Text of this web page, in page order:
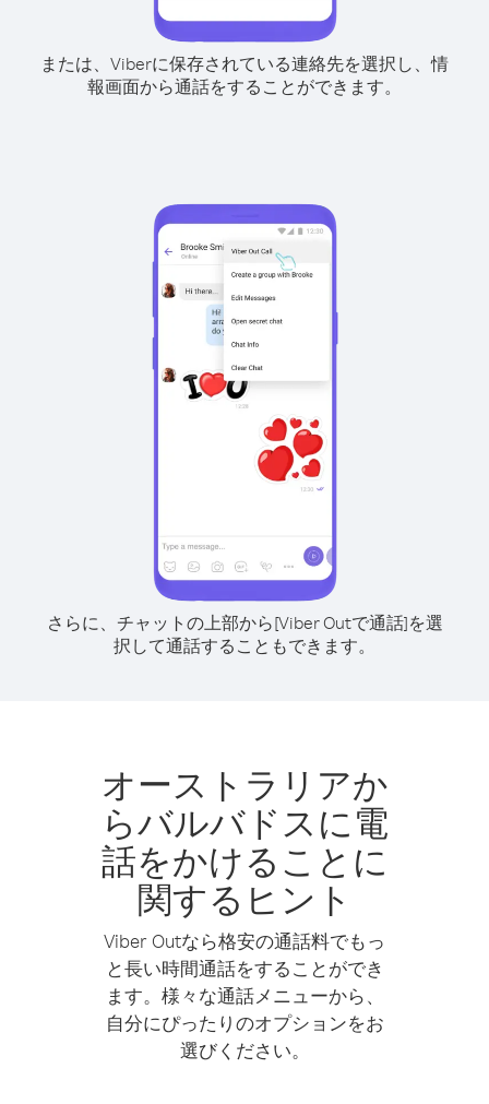
または、Viberに保存されている連絡先を選択し、情
報画面から通話をすることができます。
さらに、チャットの上部から[Viber Outで通話]を選
択して通話することもできます。
オーストラリアか
らバルバドスに電
話をかけることに
関するヒント
Viber Outなら格安の通話料でもっ
と長い時間通話をすることができ
ます。様々な通話メニューから、
自分にぴったりのオプションをお
選びください。